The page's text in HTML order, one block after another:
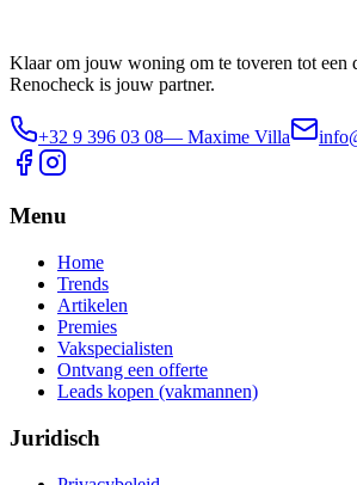
Klaar om jouw woning om te toveren tot een
Renocheck is jouw partner.
+32 9 396 03 08— Maxime Villa
Menu
Home
Trends
Artikelen
Premies
Vakspecialisten
Ontvang een offerte
Leads kopen (vakmannen)
Juridisch